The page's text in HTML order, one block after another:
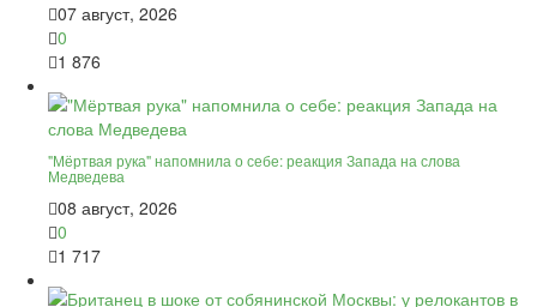
07 август, 2026
0
1 876
"Мёртвая рука" напомнила о себе: реакция Запада на слова
Медведева
08 август, 2026
0
1 717